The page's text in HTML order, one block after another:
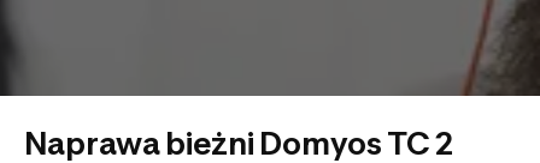
Naprawa bieżni Domyos TC 2